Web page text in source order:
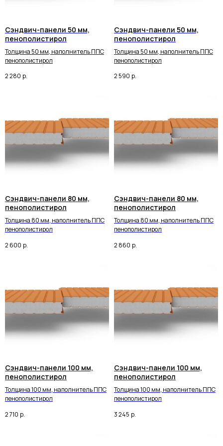
Сэндвич-панели 50 мм,
пенополистирол
Толщина 50 мм, наполнитель ППС
пенополистирол
2 280 р.
Сэндвич-панели 50 мм,
пенополистирол
Толщина 50 мм, наполнитель ППС
пенополистирол
2 590 р.
Сэндвич-панели 80 мм,
пенополистирол
Толщина 80 мм, наполнитель ППС
пенополистирол
2 600 р.
Сэндвич-панели 80 мм,
пенополистирол
Толщина 80 мм, наполнитель ППС
пенополистирол
2 860 р.
Сэндвич-панели 100 мм,
пенополистирол
Толщина 100 мм, наполнитель ППС
пенополистирол
2 710 р.
Сэндвич-панели 100 мм,
пенополистирол
Толщина 100 мм, наполнитель ППС
пенополистирол
3 245 р.